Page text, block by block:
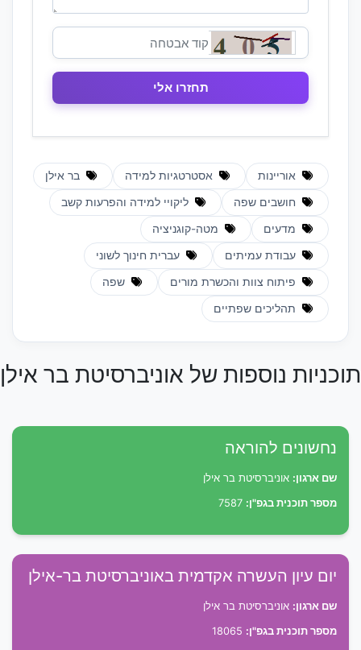
אוריינות אסטרטגיות למידה בר אילן
חושבים שפה ליקויי למידה והפרעות קשב
מדעים מטה-קוגניציה
עבודת עמיתים עברית חינוך לשוני
פיתוח צוות והכשרת מורים שפה
תהליכים שפתיים
תוכניות נוספות של אוניברסיטת בר אילן
נחשונים להוראה
שם ארגון: אוניברסיטת בר אילן
מספר תוכנית בגפ"ן:
יום עיון העשרה אקדמית באוניברסיטת בר-אילן
שם ארגון: אוניברסיטת בר אילן
מספר תוכנית בגפ"ן: